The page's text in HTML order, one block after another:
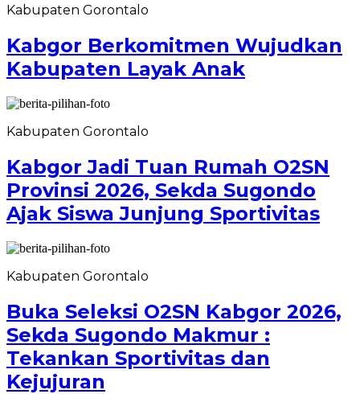
Kabupaten Gorontalo
Kabgor Berkomitmen Wujudkan
Kabupaten Layak Anak
Kabupaten Gorontalo
Kabgor Jadi Tuan Rumah O2SN
Provinsi 2026, Sekda Sugondo
Ajak Siswa Junjung Sportivitas
Kabupaten Gorontalo
Buka Seleksi O2SN Kabgor 2026,
Sekda Sugondo Makmur :
Tekankan Sportivitas dan
Kejujuran